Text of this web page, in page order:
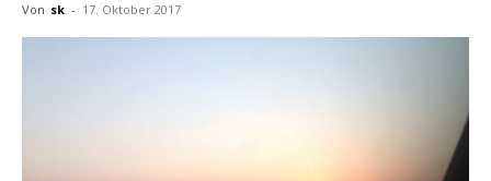
Von sk - 17. Oktober 2017